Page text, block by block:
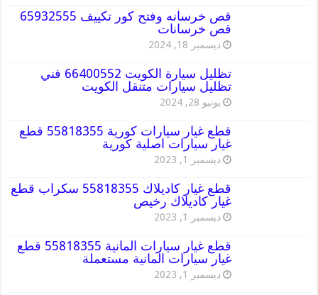
قص خرسانه وفتح كور تكييف 65932555
قص خرسانات
ديسمبر 18, 2024
تظليل سيارة الكويت 66400552 فني
تظليل سيارات متنقل الكويت
يونيو 28, 2024
قطع غيار سيارات كورية 55818355 قطع
غيار سيارات اصلية كورية
ديسمبر 1, 2023
قطع غيار كاديلاك 55818355 سكراب قطع
غيار كاديلاك رخيص
ديسمبر 1, 2023
قطع غيار سيارات المانية 55818355 قطع
غيار سيارات المانية مستعملة
ديسمبر 1, 2023